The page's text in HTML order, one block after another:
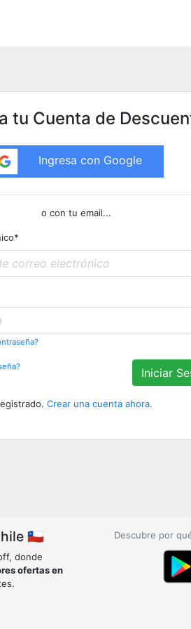
tu Cuenta de
Ingresa con Google
o con tu email...
*
Iniciar
Crear una cuenta ahora.
🇨🇱
donde
ofertas en
Descubre por